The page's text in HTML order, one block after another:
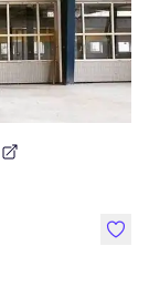
like